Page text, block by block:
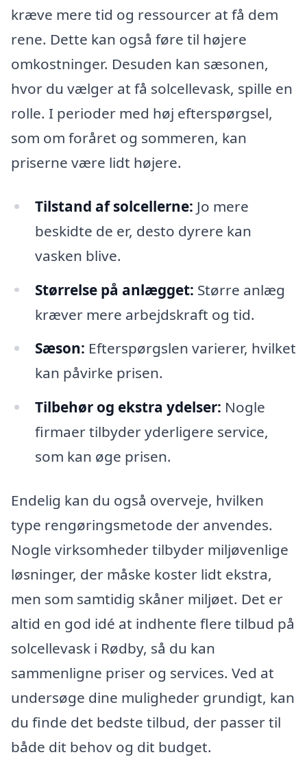
kræve mere tid og ressourcer at få dem
rene. Dette kan også føre til højere
omkostninger. Desuden kan sæsonen,
hvor du vælger at få solcellevask, spille en
rolle. I perioder med høj efterspørgsel,
som om foråret og sommeren, kan
priserne være lidt højere.
Tilstand af solcellerne: Jo mere
beskidte de er, desto dyrere kan
vasken blive.
Størrelse på anlægget: Større anlæg
kræver mere arbejdskraft og tid.
Sæson: Efterspørgslen varierer, hvilket
kan påvirke prisen.
Tilbehør og ekstra ydelser: Nogle
firmaer tilbyder yderligere service,
som kan øge prisen.
Endelig kan du også overveje, hvilken
type rengøringsmetode der anvendes.
Nogle virksomheder tilbyder miljøvenlige
løsninger, der måske koster lidt ekstra,
men som samtidig skåner miljøet. Det er
altid en god idé at indhente flere tilbud på
solcellevask i Rødby, så du kan
sammenligne priser og services. Ved at
undersøge dine muligheder grundigt, kan
du finde det bedste tilbud, der passer til
både dit behov og dit budget.